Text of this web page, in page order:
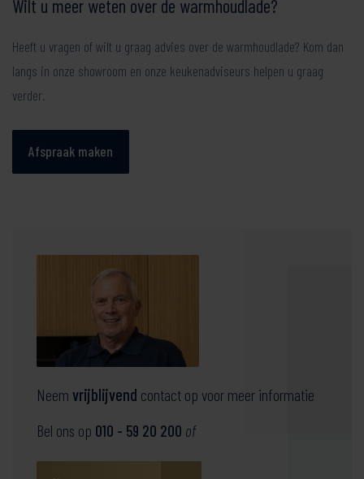
Wilt u meer weten over de warmhoudlade?
Heeft u vragen of wilt u graag advies over de warmhoudlade? Kom dan
langs in onze showroom en onze keukenadviseurs helpen u graag
verder.
Afspraak maken
Neem vrijblijvend contact op voor meer informatie
Bel ons op 010 - 59 20 200 of